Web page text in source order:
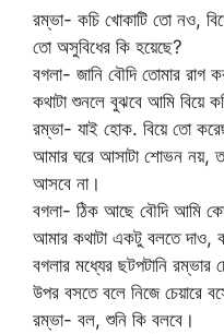
রম্ভা- কচি খোকাটি তো নও,
তো অসুবিধের কি হয়েছে?
বগলা- জানি বৌদি তোমার
কথাটা শুনলে বুঝবে আমি বিয়ে
রম্ভা- যাই হোক. বিয়ে তো
আমার ঘরে আসাটা শোভন নয়,
আসবে না।
বগলা- ঠিক আছে বৌদি আমি
আমার কথাটা একটু বলতে দাও,
বগলার মধ্যের ছটপটানি রম্ভার
উপর বসতে বলে নিজে চেয়ারে
রম্ভা- বল, শুনি কি বলবে।